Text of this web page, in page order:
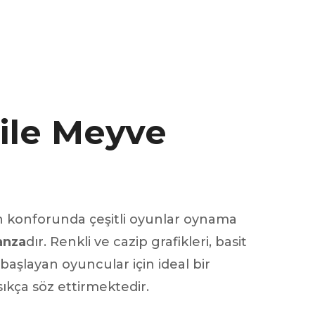
arrière
Meyve
konforunda çeşitli oyunlar oynama
dır. Renkli ve cazip grafikleri, basit
oyuncular için ideal bir
söz ettirmektedir.